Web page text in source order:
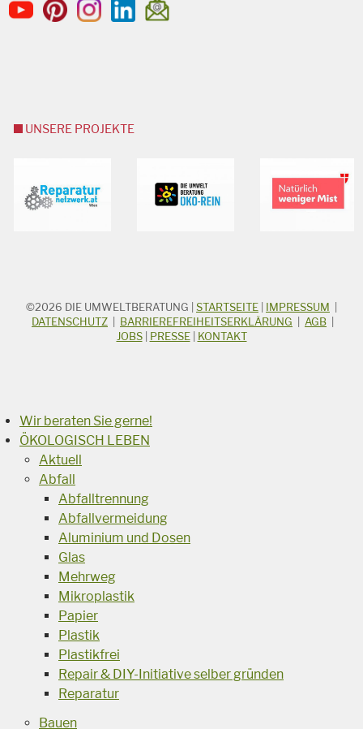
UNSERE PROJEKTE
STICHWORTSUCHE
Suchbegriff
©2026 DIE UMWELTBERATUNG STARTSEITE IMPRESSUM
DATENSCHUTZ
BARRIEREFREIHEITSERKLÄRUNG AGB
JOBS| PRESSE| KONTAKT
Wir beraten Sie gerne!
ÖKOLOGISCH LEBEN
Aktuell
Abfall
Abfalltrennung
Abfallvermeidung
Aluminium und Dosen
Glas
Mehrweg
Mikroplastik
Papier
Plastik
Plastikfrei
Repair & DIY-Initiative selber gründen
Reparatur
Bauen